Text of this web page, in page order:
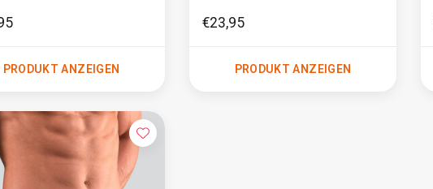
PRODUKT ANZEIGEN
€23,95
PRODUKT ANZEIGEN